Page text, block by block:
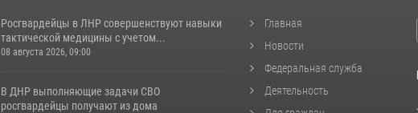
Росгвардейцы в ЛНР совершенствуют навыки
тактической медицины с учетом...
08 августа 2026, 09:00
В ДНР выполняющие задачи СВО
росгвардейцы получают из дома
Главная
Новости
Федеральная служба
Деятельность